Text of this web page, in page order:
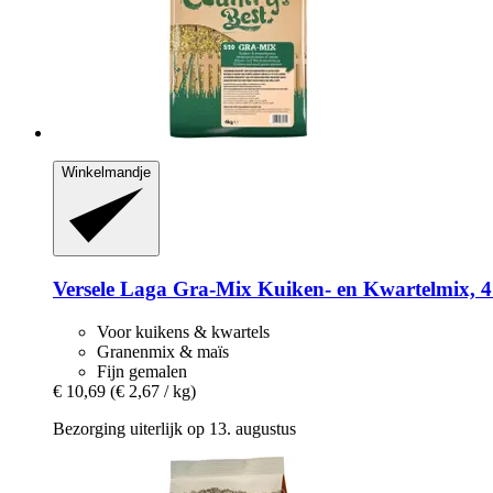
Winkelmandje
Versele Laga Gra-​Mix Kuiken-​ en Kwartelmix,
Voor kuikens & kwartels
Granenmix & maïs
Fijn gemalen
€ 10,69 (€ 2,67 / kg)
Bezorging uiterlijk op 13. augustus